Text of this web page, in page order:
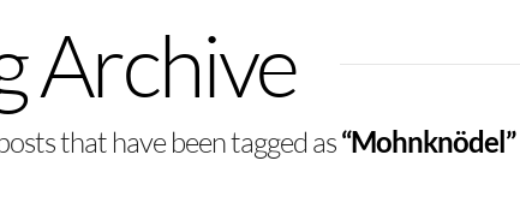
Archive
that have been tagged as“Mohnknödel”